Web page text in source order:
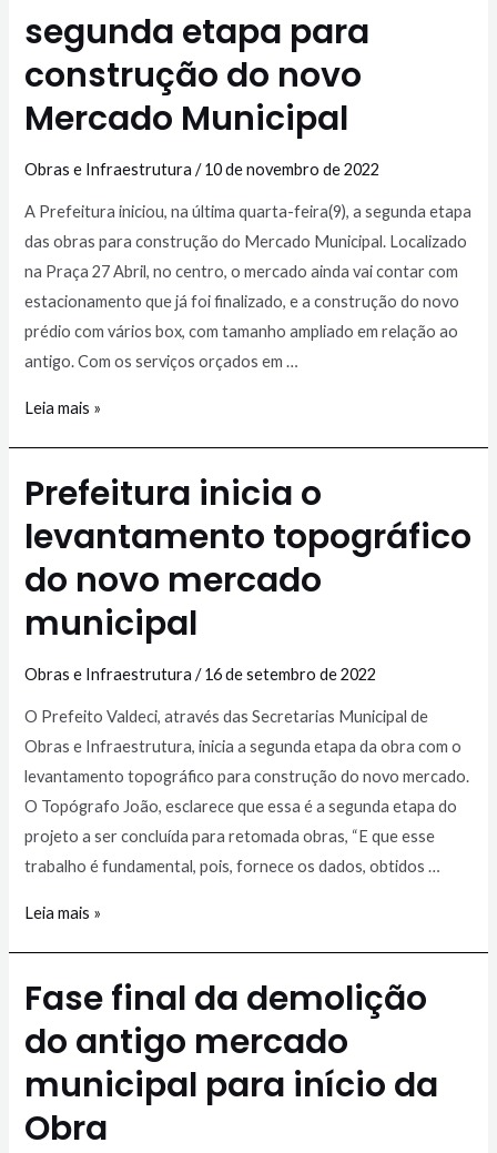
segunda etapa para
construção do novo
Mercado Municipal
Obras e Infraestrutura /10 de novembro de 2022
A Prefeitura iniciou, na última quarta-feira(9), a segunda etapa
das obras para construção do Mercado Municipal. Localizado
na Praça 27 Abril, no centro, o mercado ainda vai contar com
estacionamento que já foi finalizado, e a construção do novo
prédio com vários box, com tamanho ampliado em relação ao
antigo. Com os serviços orçados em …
Leia mais »
Prefeitura inicia o
levantamento topográfico
do novo mercado
municipal
Obras e Infraestrutura /16 de setembro de 2022
O Prefeito Valdeci, através das Secretarias Municipal de
Obras e Infraestrutura, inicia a segunda etapa da obra com o
levantamento topográfico para construção do novo mercado.
O Topógrafo João, esclarece que essa é a segunda etapa do
projeto a ser concluída para retomada obras, “E que esse
trabalho é fundamental, pois, fornece os dados, obtidos …
Leia mais »
Fase final da demolição
do antigo mercado
municipal para início da
Obra